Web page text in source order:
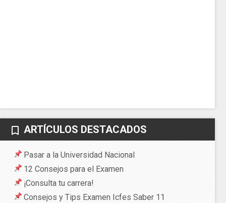
bookmark_border ARTÍCULOS DESTACADOS
Pasar a la Universidad Nacional
12 Consejos para el Examen
¡Consulta tu carrera!
Consejos y Tips Examen Icfes Saber 11